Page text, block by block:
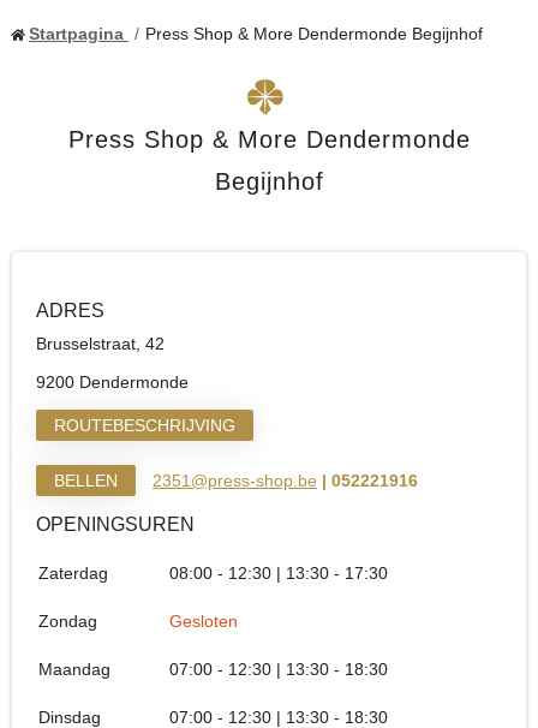
Startpagina Press Shop & More Dendermonde Begijnhof
Press Shop & More Dendermonde
Begijnhof
ADRES
Brusselstraat, 42
9200 Dendermonde
ROUTEBESCHRIJVING
BELLEN 2351@press-shop.be | 052221916
OPENINGSUREN
Zaterdag 08:00 - 12:30 | 13:30 - 17:30
Zondag Gesloten
Maandag 07:00 - 12:30 | 13:30 - 18:30
Dinsdag 07:00 - 12:30 | 13:30 - 18:30